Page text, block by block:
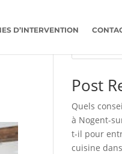
D’INTERVENTION
Post
Quels
à Nogent-
t-il pour
cuisine